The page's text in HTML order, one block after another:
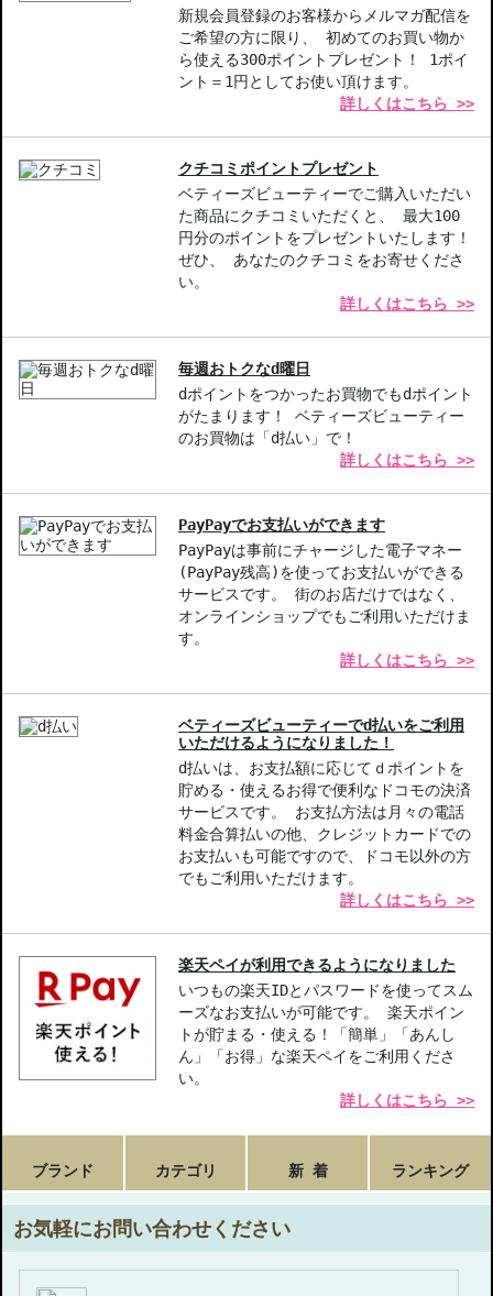
ボタニカル成分-肌をやさしくケアしながら、しっとりとした潤い
軽やかな付け心地-ベタつかず、心地よくなじむ使用感で毎日使い
【こんな方へおすすめ】
エイジングケアを取り入れたい方
若々しい印象をキープしたい方
JAN/UPC：0085805197889
引き締め
中文的商品説明在這裡（中国語の商品説明）
Product description in English is here（英語説明）
新規会員登録のお客様からメルマガ配信を
ご希望の方に限り、 初めてのお買い物か
ら使える300ポイントプレゼント！ 1ポイ
ント＝1円としてお使い頂けます。
詳しくはこちら >>
クチコミポイントプレゼント
ベティーズビューティーでご購入いただい
た商品にクチコミいただくと、 最大100
円分のポイントをプレゼントいたします！
ぜひ、 あなたのクチコミをお寄せくださ
い。
詳しくはこちら >>
毎週おトクなd曜日
dポイントをつかったお買物でもdポイント
がたまります！ ベティーズビューティー
のお買物は「d払い」で！
詳しくはこちら >>
PayPayでお支払いができます
PayPayは事前にチャージした電子マネー
(PayPay残高)を使ってお支払いができる
サービスです。 街のお店だけではなく、
オンラインショップでもご利用いただけま
す。
詳しくはこちら >>
ベティーズビューティーでd払いをご利用
いただけるようになりました！
d払いは、お支払額に応じてｄポイントを
貯める・使えるお得で便利なドコモの決済
サービスです。 お支払方法は月々の電話
料金合算払いの他、クレジットカードでの
お支払いも可能ですので、ドコモ以外の方
でもご利用いただけます。
詳しくはこちら >>
楽天ペイが利用できるようになりました
いつもの楽天IDとパスワードを使ってスム
ーズなお支払いが可能です。 楽天ポイン
トが貯まる・使える！「簡単」「あんし
ん」「お得」な楽天ペイをご利用くださ
い。
詳しくはこちら >>
ブランド カテゴリ 新 着 ランキング
お気軽にお問い合わせください